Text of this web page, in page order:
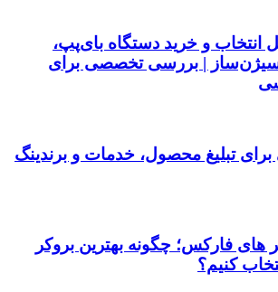
انتخاب و خرید دستگاه بای‌پپ،
| بررسی تخصصی برای
تبلیغ محصول، خدمات و برندینگ
های فارکس؛ چگونه بهترین بروکر
کنیم؟